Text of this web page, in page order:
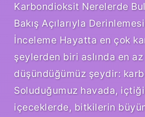
Karbondioksit Nerelerde
Bakış Açılarıyla
İnceleme Hayatta en çok
şeylerden biri aslında en az
düşündüğümüz şeydir:
Soluduğumuz havada,
içeceklerde, bitkilerin